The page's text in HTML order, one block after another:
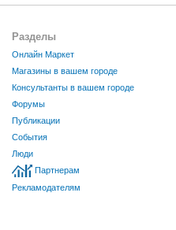
Разделы
Онлайн Маркет
Магазины в вашем городе
Консультанты в вашем городе
Форумы
Публикации
События
Люди
Партнерам
Рекламодателям